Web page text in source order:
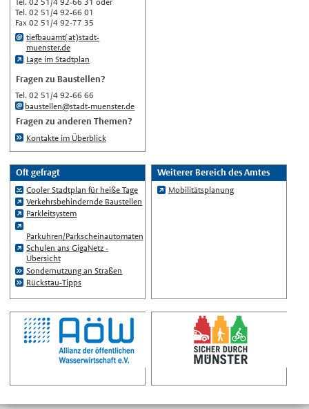
Türkçe
اللغة العربية
Français
Español
Polski
Русский
中文
Automatische Übersetzung, ohne
Gewähr auf Richtigkeit.
Tel. 02 51/4 92-66 01
Fax 02 51/4 92-77 35
tiefbauamt(at)stadt-
muenster.de
Lage im Stadtplan
Fragen zu Baustellen?
Tel. 02 51/4 92-66 66
baustellen@stadt-muenster.de
Fragen zu anderen Themen?
Kontakte im Überblick
Oft gefragt
Cooler Stadtplan für heiße Tage
Verkehrsbehindernde Baustellen
Parkleitsystem
Parkuhren/Parkscheinautomaten
Schulen ans GigaNetz -
Übersicht
Sondernutzung an Straßen
Rückstau-Tipps
Weiterer Bereich des Amtes
Mobilitätsplanung